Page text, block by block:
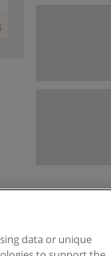
data or unique